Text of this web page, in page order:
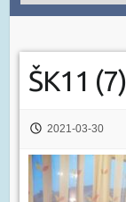
ŠK11 (7)
2021-03-30